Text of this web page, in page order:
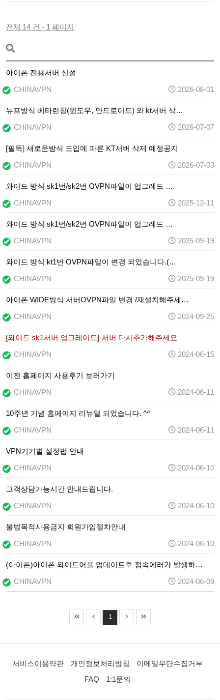
전체 14 건 - 1 페이지
아이폰 전용서버 신설
CHINAVPN
2026-08-01
뉴프방식 베타런칭(윈도우, 안드로이드) 와 kt서버 삭…
CHINAVPN
2026-07-07
[필독] 새로운방식 도입에 따른 KT서버 삭제 예정공지
CHINAVPN
2026-07-03
와이드 방식 sk1번/sk2번 OVPN파일이 업그레드 …
CHINAVPN
2025-12-11
와이드 방식 sk1번/sk2번 OVPN파일이 업그레드 …
CHINAVPN
2025-09-19
와이드 방식 kt1번 OVPN파일이 변경 되었습니다.(…
CHINAVPN
2025-09-19
아이폰 WIDE방식 서버OVPN파일 변경 /재설치해주세…
CHINAVPN
2024-09-25
[와이드 sk1서버 업그레이드]-서버 다시추가해주세요
CHINAVPN
2024-06-15
이전 홈페이지 사용후기 보러가기
CHINAVPN
2024-06-11
10주년 기념 홈페이지 리뉴얼 되었습니다. ^^
CHINAVPN
2024-06-11
VPN기기별 설정법 안내
CHINAVPN
2024-06-10
고객상담가능시간 안내드립니다.
CHINAVPN
2024-06-10
불법목적사용금지 회원가입절차안내
CHINAVPN
2024-06-10
(아이폰)아이폰 와이드어플 업데이트후 접속에러가 발생하…
CHINAVPN
2024-06-09
1
서비스이용약관 개인정보처리방침
이메일무단수집거부
FAQ
1:1문의